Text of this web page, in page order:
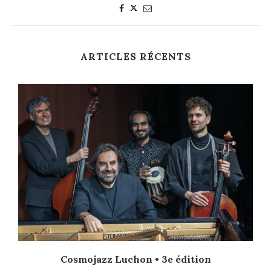
ARTICLES RÉCENTS
Cosmojazz Luchon • 3e édition